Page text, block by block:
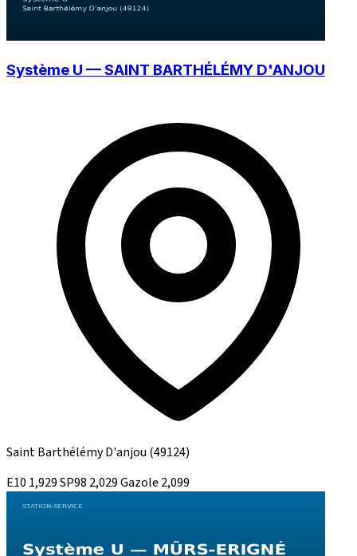
Système U — SAINT BARTHÉLÉMY D'ANJOU
Saint Barthélémy D'anjou (49124)
E10 1,929SP98 2,029Gazole 2,099